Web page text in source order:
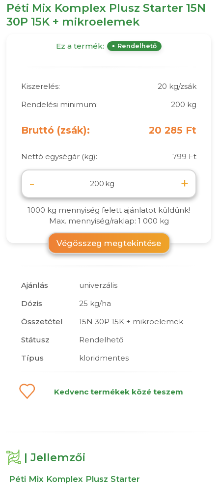
Péti Mix Komplex Plusz Starter 15N
30P 15K + mikroelemek
Ez a termék: Rendelhető
Kiszerelés:
20 kg/zsák
Rendelési minimum:
200 kg
Bruttó (zsák): 20 285 Ft
Nettó egységár (kg): 799 Ft
- kg +
1000 kg mennyiség felett ajánlatot küldünk!
Max. mennyiség/raklap: 1 000 kg
Végösszeg megtekintése
Ajánlás
univerzális
Dózis
25 kg/ha
Összetétel
15N 30P 15K + mikroelemek
Státusz
Rendelhető
Típus
kloridmentes
Kedvenc termékek közé teszem
| Jellemzői
Péti Mix Komplex Plusz Starter